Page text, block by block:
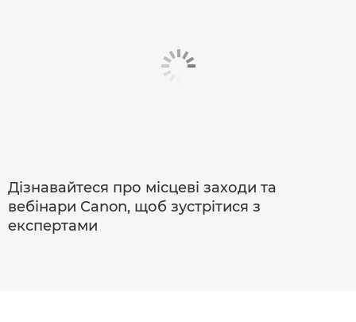
Дізнавайтеся про місцеві заходи та
вебінари Canon, щоб зустрітися з
експертами